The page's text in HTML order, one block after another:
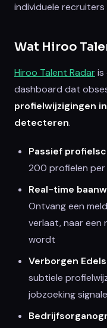
individuele recruiters
Wat Hiroo
Hiroo Talent Radaris
dashboard dat
profielwijzigingen
detecteren.
Passief
200 profielen per
Real-time
Ontvang een
verlaat, naar een
wordt
Verborgen
subtiele
jobzoeking